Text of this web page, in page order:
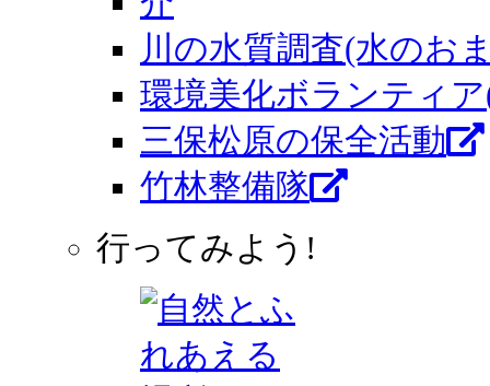
川の水質調査(水のお
環境美化ボランティ
三保松原の保全活動
竹林整備隊
行ってみよう!